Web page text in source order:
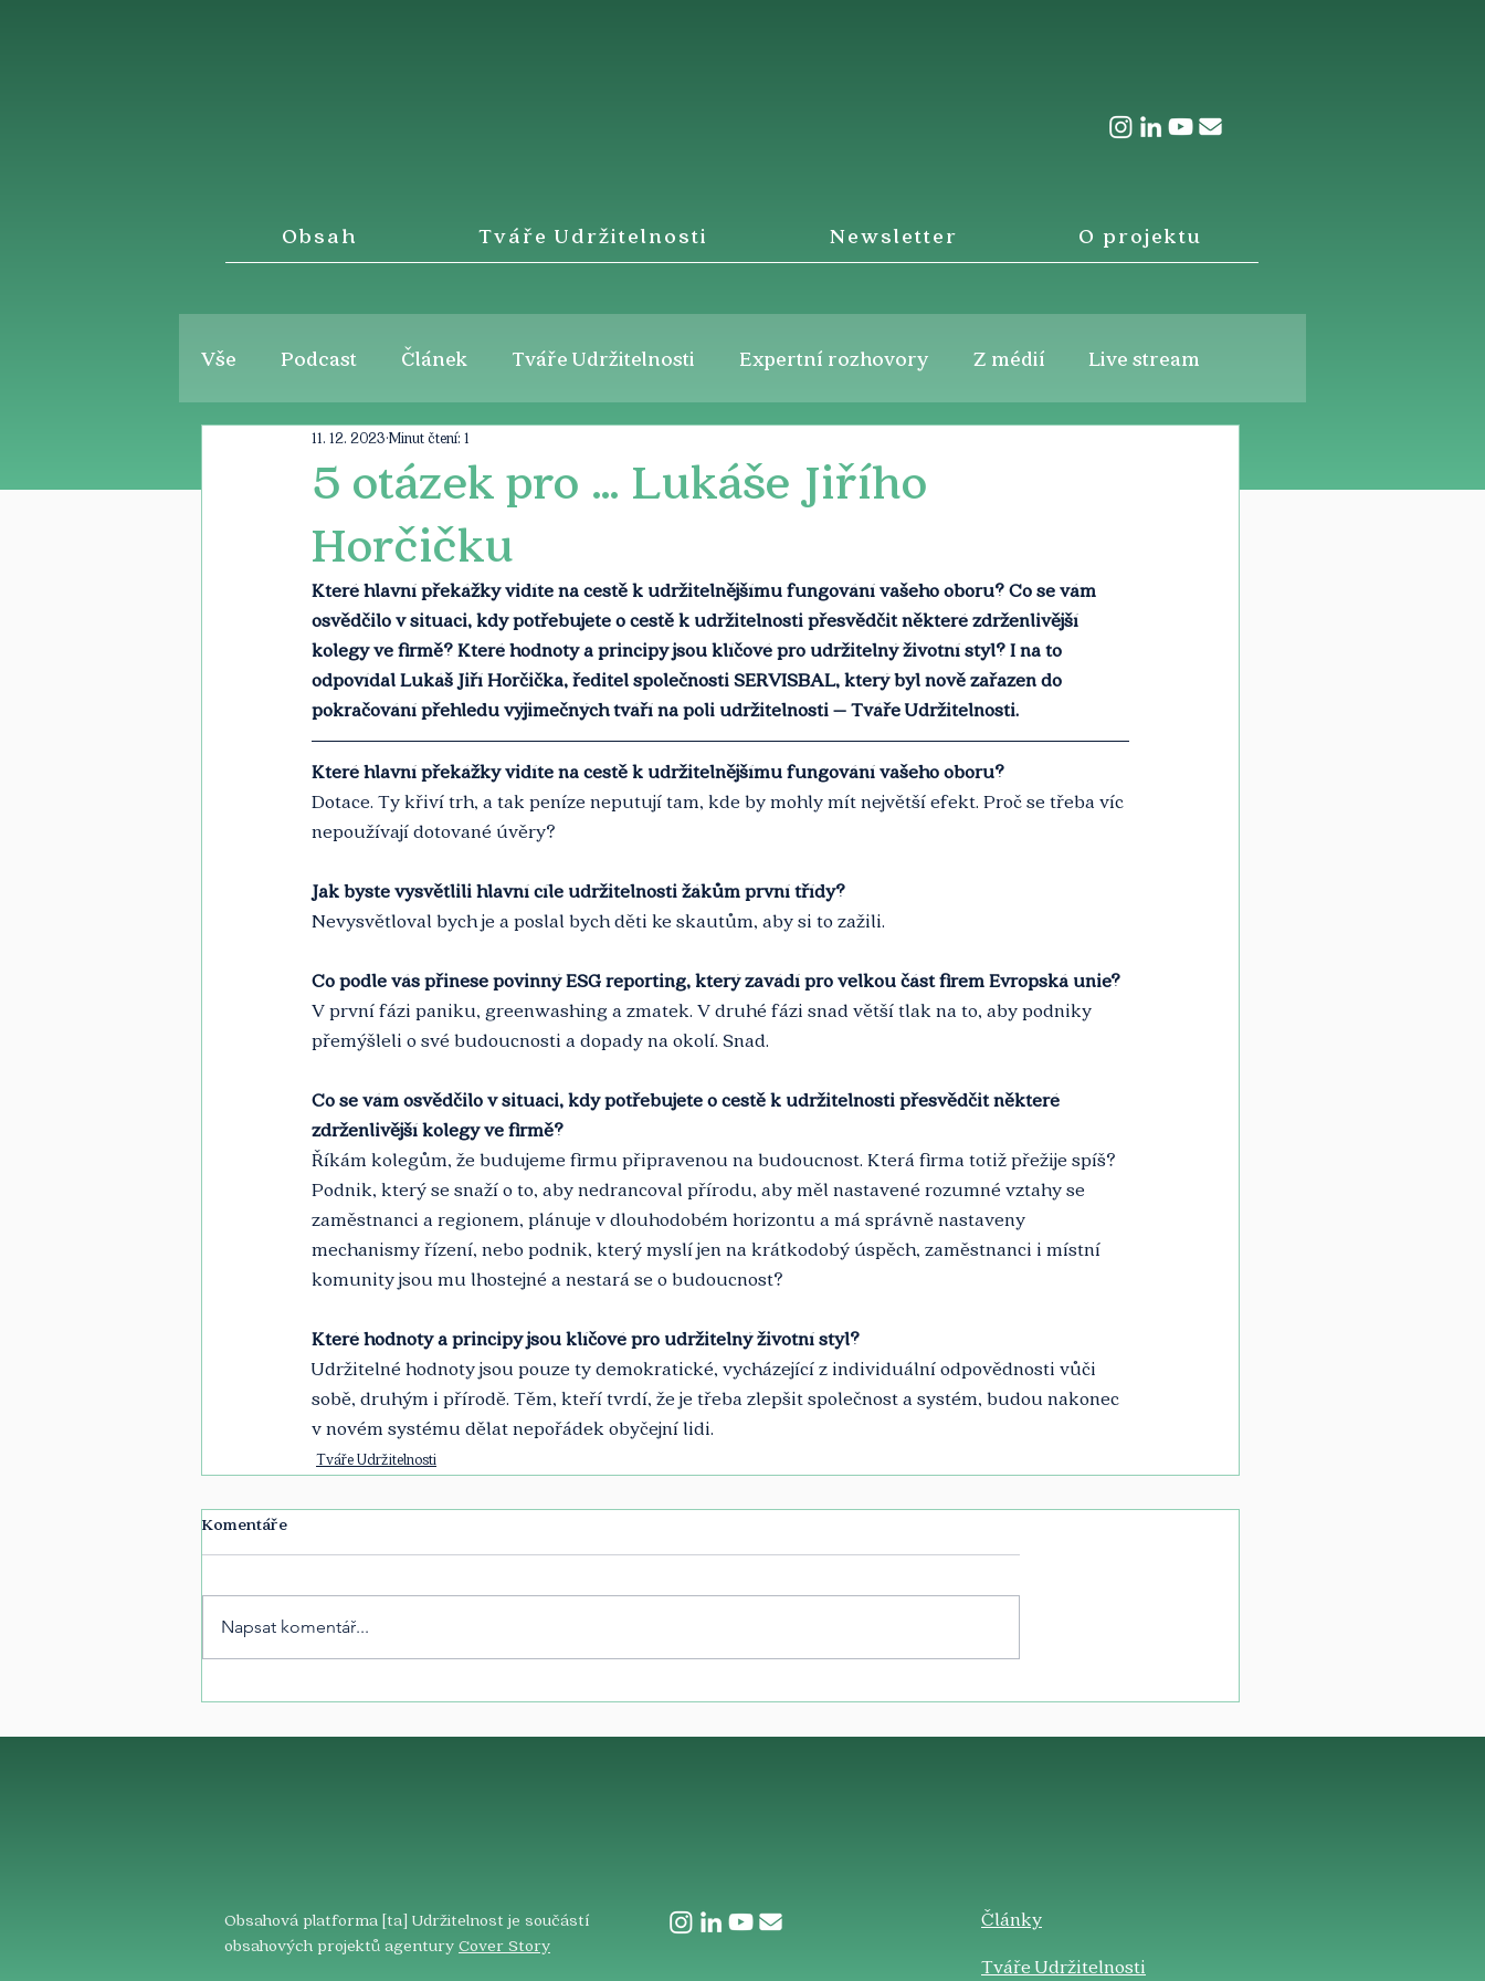
Obsah Tváře Udržitelnosti Newsletter O projektu
Vše Podcast Článek Tváře Udržitelnosti Expertní rozhovory Z médií Live stream
5 otázek pro … Lukáše Jiřího
Horčičku
11. 12. 2023 Minut čtení: 1
Které hlavní překážky vidíte na cestě k udržitelnějšímu fungování vašeho oboru? Co se vám
osvědčilo v situaci, kdy potřebujete o cestě k udržitelnosti přesvědčit některé zdrženlivější
kolegy ve firmě? Které hodnoty a principy jsou klíčové pro udržitelný životní styl? I na to
odpovídal Lukáš Jiří Horčička, ředitel společnosti SERVISBAL, který byl nově zařazen do
pokračování přehledu výjimečných tváří na poli udržitelnosti – Tváře Udržitelnosti.
Které hlavní překážky vidíte na cestě k udržitelnějšímu fungování vašeho oboru?
Dotace. Ty křiví trh, a tak peníze neputují tam, kde by mohly mít největší efekt. Proč se třeba víc
nepoužívají dotované úvěry?
Jak byste vysvětlili hlavní cíle udržitelnosti žákům první třídy?
Nevysvětloval bych je a poslal bych děti ke skautům, aby si to zažili.
Co podle vás přinese povinný ESG reporting, který zavádí pro velkou část firem Evropská unie?
V první fázi paniku, greenwashing a zmatek. V druhé fázi snad větší tlak na to, aby podniky
přemýšleli o své budoucnosti a dopady na okolí. Snad.
Co se vám osvědčilo v situaci, kdy potřebujete o cestě k udržitelnosti přesvědčit některé
zdrženlivější kolegy ve firmě?
Říkám kolegům, že budujeme firmu při­pravenou na budouc­nost. Která firma totiž přežije spíš?
Podnik, který se snaží o to, aby nedrancoval přírodu, aby měl nastavené rozumné vztahy se
zaměstnanci a regionem, plánuje v dlouhodobém horizontu a má správně nastaveny
mechanismy řízení, nebo podnik, který myslí jen na krátkodobý úspěch, za­městnanci i místní
komunity jsou mu lhostejné a ne­stará se o budoucnost?
Které hodnoty a principy jsou klíčové pro udržitelný životní styl?
Udržitelné hodnoty jsou pouze ty demokratické, vycházející z individuální odpovědnosti vůči
sobě, druhým i přírodě. Těm, kteří tvrdí, že je třeba zlepšit společnost a systém, budou nakonec
v novém systému dělat nepořádek obyčejní lidi.
Tváře Udržitelnosti
Komentáře
Napsat komentář...
​Články
Tváře Udržitelnosti
Obsahová platforma [ta] Udržitelnost je součástí
obsahových projektů agentury Cover Story